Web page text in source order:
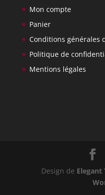
Mon compte
Panier
Conditions générales
Politique de
Mentions légales
Design de Elegant